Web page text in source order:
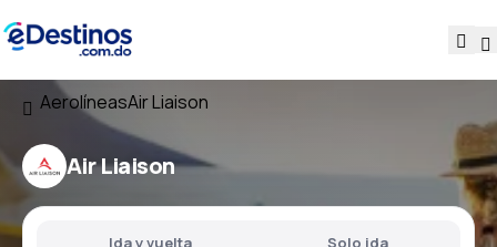
AerolíneasAir Liaison
Air Liaison
Ida y vuelta Solo ida